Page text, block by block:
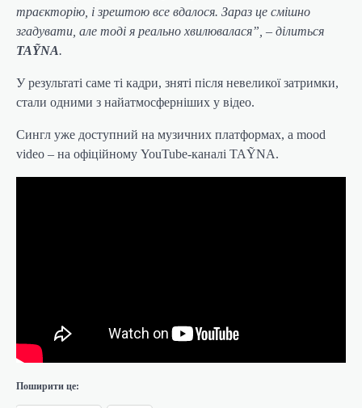
траєкторію, і зрештою все вдалося. Зараз це смішно
згадувати, але тоді я реально хвилювалася”, – ділиться
TAỸNA.
У результаті саме ті кадри, зняті після невеликої затримки,
стали одними з найатмосферніших у відео.
Сингл уже доступний на музичних платформах, а mood
video – на офіційному YouTube-каналі TAỸNA.
Поширити це: